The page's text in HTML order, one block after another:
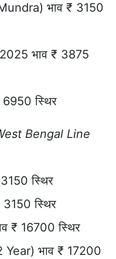
भाव ₹ 3150
भाव ₹ 3875
स्थिर
Bengal Line
स्थिर
स्थिर
₹ 16700 स्थिर
भाव ₹ 17200